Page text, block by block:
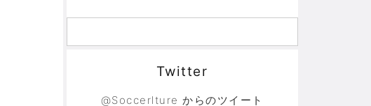
Twitter
@Soccerlture からのツイート